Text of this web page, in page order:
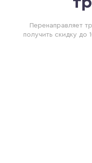
Перенаправляет
получить скидку до